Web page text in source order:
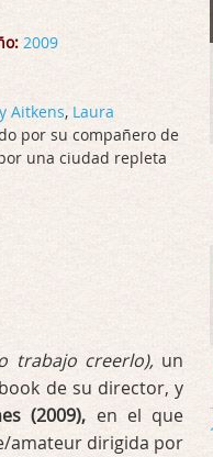
2009
Aitkens, Laura
por su compañero de
una ciudad repleta
trabajo creerlo),un
de su director, y
(2009), en el que
amateur dirigida por